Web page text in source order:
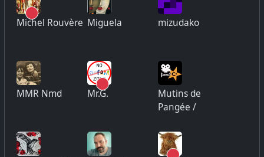
Michel Rouvère Miguela mizudako
MMR Nmd Mr.G.
Mutins de
Pangée /